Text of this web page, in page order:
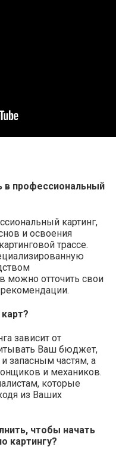
в профессиональный
картинг,
и освоения
трассе.
можно отточить свои
зависит от
Ваш бюджет,
запасным частям, а
и механиков.
которые
из Ваших
чтобы начать
картингу?